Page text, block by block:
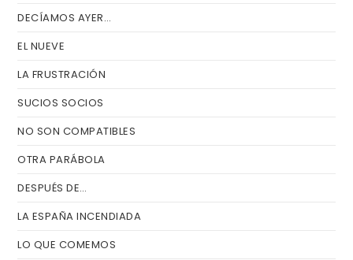
DECÍAMOS AYER…
EL NUEVE
LA FRUSTRACIÓN
SUCIOS SOCIOS
NO SON COMPATIBLES
OTRA PARÁBOLA
DESPUÉS DE…
LA ESPAÑA INCENDIADA
LO QUE COMEMOS